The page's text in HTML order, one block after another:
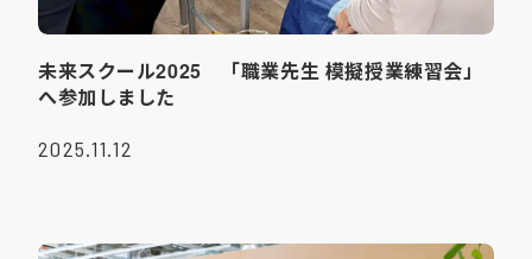
未来スクール2025 「職業先生 模擬授業練習会」
へ参加しました
2025.11.12